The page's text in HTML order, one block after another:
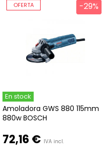
OFERTA -29%
En stock
Amoladora GWS 880 115mm
880w BOSCH
72,16 € IVA incl.
-29%